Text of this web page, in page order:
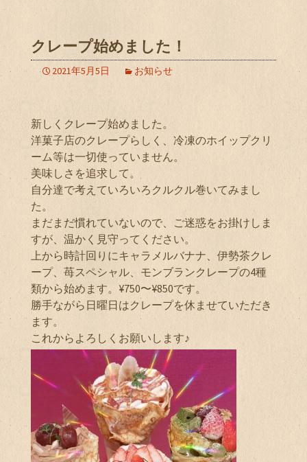
クレープ始めました！
2021年5月5日 お知らせ
新しくクレープ始めました。
洋菓子店のクレープらしく、冷凍のホイップクリ
ーム等は一切使っていません。
美味しさを追求して。
自分達で考えていろいろクルクル巻いてみまし
た。
まだまだ慣れていないので、ご迷惑をお掛けしま
すが、温かく見守ってください。
上から時計回りにキャラメルバナナ、伊勢茶クレ
ープ、苺スペシャル、モンブランクレープの4種
類から始めます。¥750〜¥850です。
勝手ながら日曜日はクレープを休ませていただき
ます。
これからよろしくお願いします♪